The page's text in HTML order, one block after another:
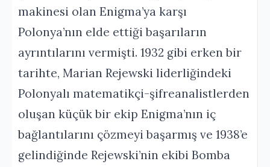
makinesi olan Enigma’ya karşı
Polonya’nın elde ettiği başarıların
ayrıntılarını vermişti. 1932 gibi erken bir
tarihte, Marian Rejewski liderliğindeki
Polonyalı matematikçi-şifreanalistlerden
oluşan küçük bir ekip Enigma’nın iç
bağlantılarını çözmeyi başarmış ve 1938’e
gelindiğinde Rejewski’nin ekibi Bomba